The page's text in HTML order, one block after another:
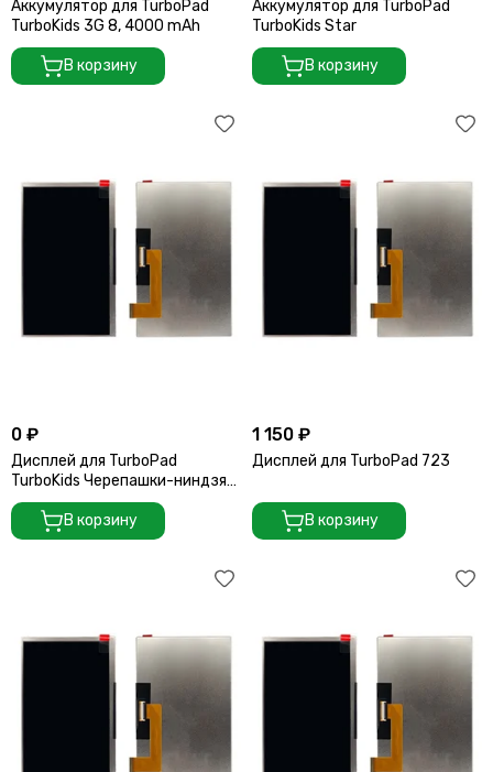
Аккумулятор для TurboPad
TurboKids 3G 8, 4000 mAh
В корзину
Аккумулятор для TurboPad
TurboKids Star
В корзину
0 ₽
Дисплей для TurboPad
TurboKids Черепашки-ниндзя
(Wi-Fi, 16 Гб)
В корзину
1 150 ₽
Дисплей для TurboPad 723
В корзину